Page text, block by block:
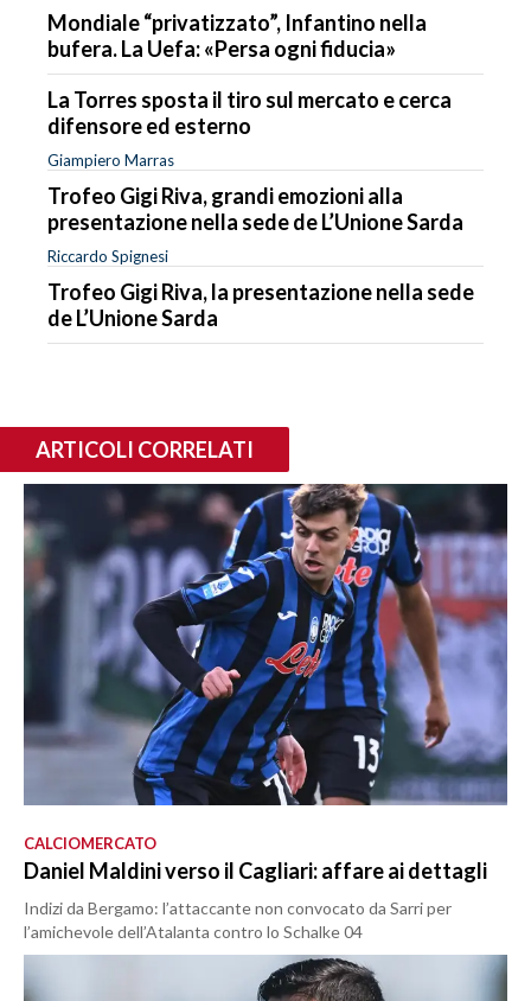
Mondiale “privatizzato”, Infantino nella
bufera. La Uefa: «Persa ogni fiducia»
La Torres sposta il tiro sul mercato e cerca
difensore ed esterno
Giampiero Marras
Trofeo Gigi Riva, grandi emozioni alla
presentazione nella sede de L’Unione Sarda
Riccardo Spignesi
Trofeo Gigi Riva, la presentazione nella sede
de L’Unione Sarda
ARTICOLI CORRELATI
CALCIOMERCATO
Daniel Maldini verso il Cagliari: affare ai dettagli
Indizi da Bergamo: l’attaccante non convocato da Sarri per
l’amichevole dell’Atalanta contro lo Schalke 04